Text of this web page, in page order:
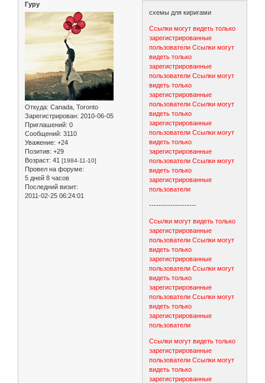
Гуру
Откуда: Canada, Toronto
Зарегистрирован: 2010-06-05
Приглашений: 0
Сообщений: 3110
Уважение: +24
Позитив: +29
Возраст: 41 [1984-11-10]
Провел на форуме:
5 дней 8 часов
Последний визит:
2011-02-25 06:24:01
схемы для киригами
Ссылки могут видеть только
зарегистрированные
пользователи Ссылки могут
видеть только
зарегистрированные
пользователи Ссылки могут
видеть только
зарегистрированные
пользователи Ссылки могут
видеть только
зарегистрированные
пользователи Ссылки могут
видеть только
зарегистрированные
пользователи Ссылки могут
видеть только
зарегистрированные
пользователи
--------------------
Ссылки могут видеть только
зарегистрированные
пользователи Ссылки могут
видеть только
зарегистрированные
пользователи Ссылки могут
видеть только
зарегистрированные
пользователи Ссылки могут
видеть только
зарегистрированные
пользователи
Ссылки могут видеть только
зарегистрированные
пользователи Ссылки могут
видеть только
зарегистрированные